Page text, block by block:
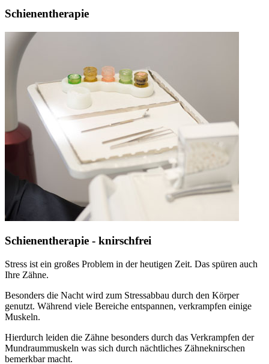
Schienentherapie
Schienentherapie - knirschfrei
Stress ist ein großes Problem in der heutigen Zeit. Das spüren auch
Ihre Zähne.
Besonders die Nacht wird zum Stressabbau durch den Körper
genutzt. Während viele Bereiche entspannen, verkrampfen einige
Muskeln.
Hierdurch leiden die Zähne besonders durch das Verkrampfen der
Mundraummuskeln was sich durch nächtliches Zähneknirschen
bemerkbar macht.